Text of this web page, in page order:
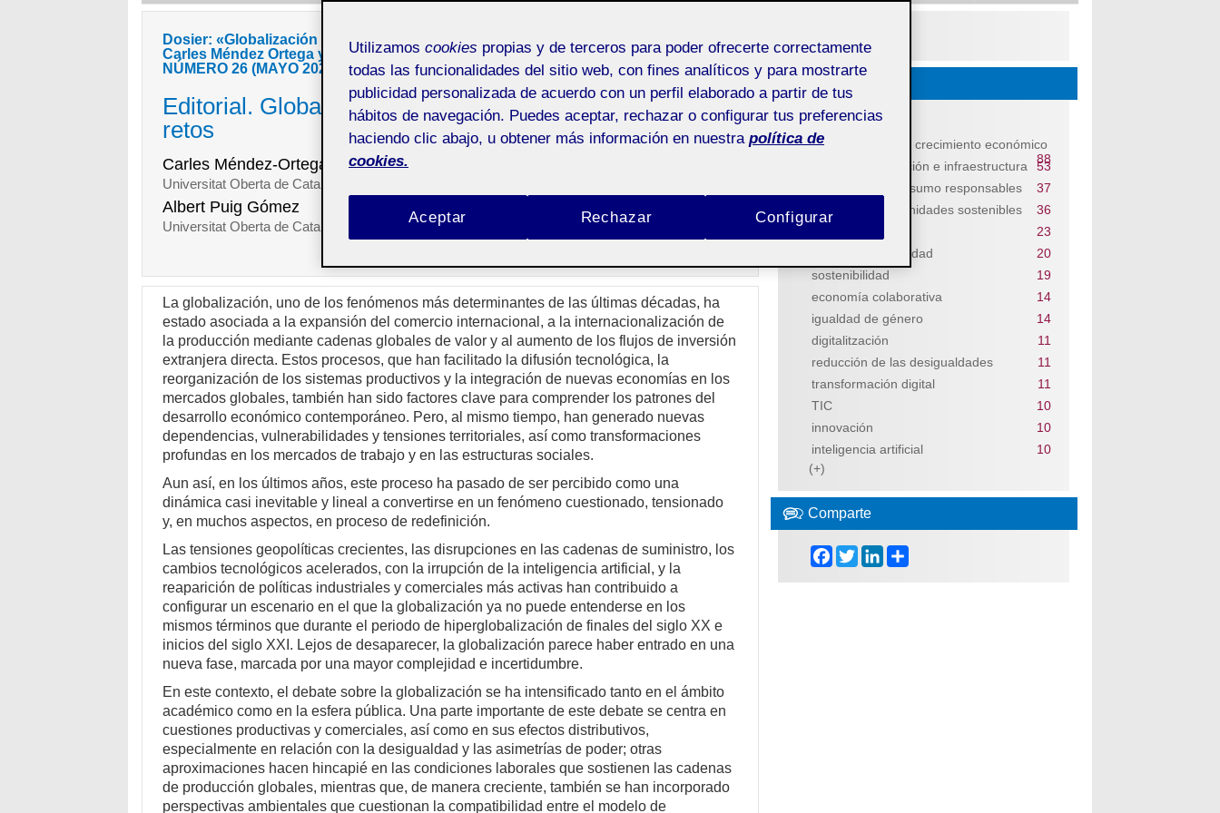
Dosier: «Globalización económica: reconfiguración y retos» coordinado por
Carles Méndez Ortega y Albert Puig Gómez
NÚMERO 26 (MAYO 2026)
Editorial. Globalización económica: reconfiguración y
retos
Carles Méndez-Ortega
Universitat Oberta de Catalunya
Albert Puig Gómez
Universitat Oberta de Catalunya
La globalización, uno de los fenómenos más determinantes de las últimas décadas, ha
estado asociada a la expansión del comercio internacional, a la internacionalización de
la producción mediante cadenas globales de valor y al aumento de los flujos de inversión
extranjera directa. Estos procesos, que han facilitado la difusión tecnológica, la
reorganización de los sistemas productivos y la integración de nuevas economías en los
mercados globales, también han sido factores clave para comprender los patrones del
desarrollo económico contemporáneo. Pero, al mismo tiempo, han generado nuevas
dependencias, vulnerabilidades y tensiones territoriales, así como transformaciones
profundas en los mercados de trabajo y en las estructuras sociales.
Aun así, en los últimos años, este proceso ha pasado de ser percibido como una
dinámica casi inevitable y lineal a convertirse en un fenómeno cuestionado, tensionado
y, en muchos aspectos, en proceso de redefinición.
Las tensiones geopolíticas crecientes, las disrupciones en las cadenas de suministro, los
cambios tecnológicos acelerados, con la irrupción de la inteligencia artificial, y la
reaparición de políticas industriales y comerciales más activas han contribuido a
configurar un escenario en el que la globalización ya no puede entenderse en los
mismos términos que durante el periodo de hiperglobalización de finales del siglo XX e
inicios del siglo XXI . Lejos de desaparecer, la globalización parece haber entrado en una
nueva fase, marcada por una mayor complejidad e incertidumbre.
En este contexto, el debate sobre la globalización se ha intensificado tanto en el ámbito
académico como en la esfera pública. Una parte importante de este debate se centra en
cuestiones productivas y comerciales, así como en sus efectos distributivos,
especialmente en relación con la desigualdad y las asimetrías de poder; otras
aproximaciones hacen hincapié en las condiciones laborales que sostienen las cadenas
de producción globales, mientras que, de manera creciente, también se han incorporado
perspectivas ambientales que cuestionan la compatibilidad entre el modelo de
Temas
trabajo decente y crecimiento económico
88
industria, innovación e infraestructura
53
producción y consumo responsables
37
ciudades y comunidades sostenibles
36
23
educación de calidad
20
sostenibilidad
19
economía colaborativa
14
igualdad de género
14
digitalitzación
11
reducción de las desigualdades
11
transformación digital
11
TIC
10
innovación
10
inteligencia artificial
10
(+)
Comparte
Facebook
TwitterLinkedIn
Utilizamos cookies propias y de terceros para poder ofrecerte correctamente
todas las funcionalidades del sitio web, con fines analíticos y para mostrarte
publicidad personalizada de acuerdo con un perfil elaborado a partir de tus
hábitos de navegación. Puedes aceptar, rechazar o configurar tus preferencias
haciendo clic abajo, u obtener más información en nuestra política de
cookies.
Rechazar
Aceptar Configurar